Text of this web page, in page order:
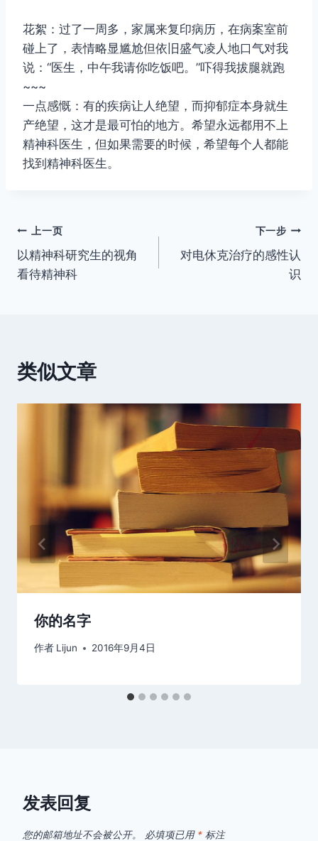
花絮：过了一周多，家属来复印病历，在病案室前
碰上了，表情略显尴尬但依旧盛气凌人地口气对我
说：“医生，中午我请你吃饭吧。”吓得我拔腿就跑
~~~
一点感慨：有的疾病让人绝望，而抑郁症本身就生
产绝望，这才是最可怕的地方。希望永远都用不上
精神科医生，但如果需要的时候，希望每个人都能
找到精神科医生。
文
章
上一页
以精神科研究生的视角
看待精神科
下一步
对电休克治疗的感性认
识
类似文章
你的名字
作者 Lijun 2016年9月4日
发表回复
您的邮箱地址不会被公开。 必填项已用 * 标注